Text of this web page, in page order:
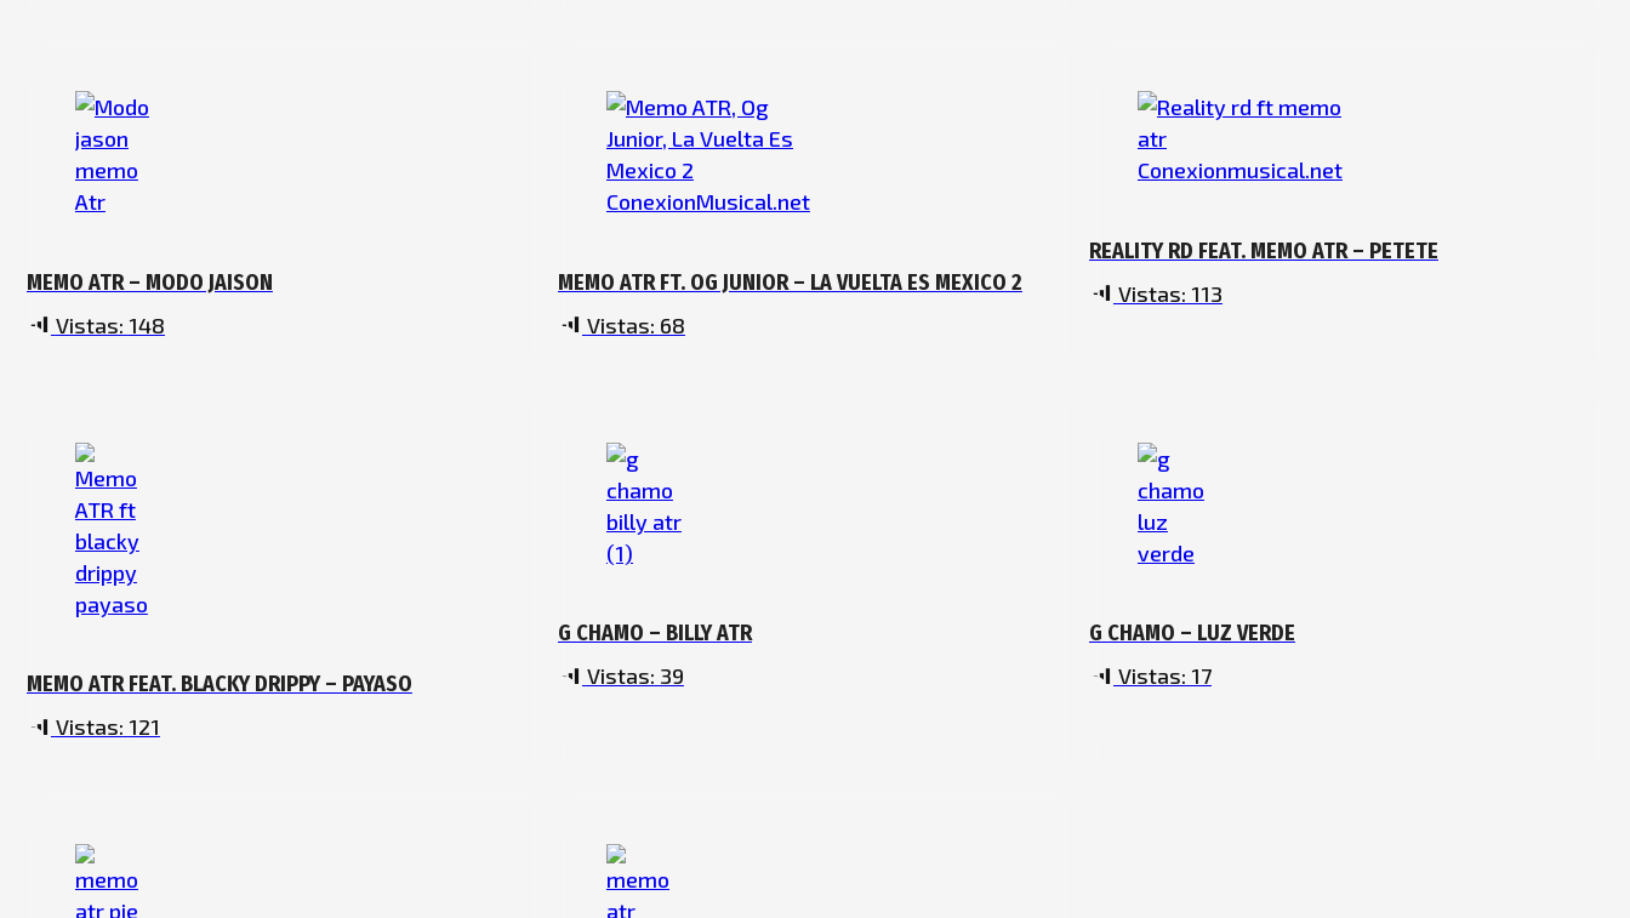
MEMO ATR – MODO JAISON
Vistas: 148
MEMO ATR FT. OG JUNIOR – LA VUELTA ES MEXICO 2
Vistas: 68
REALITY RD FEAT. MEMO ATR – PETETE
Vistas: 113
MEMO ATR FEAT. BLACKY DRIPPY – PAYASO
Vistas: 121
G CHAMO – BILLY ATR
Vistas: 39
G CHAMO – LUZ VERDE
Vistas: 17